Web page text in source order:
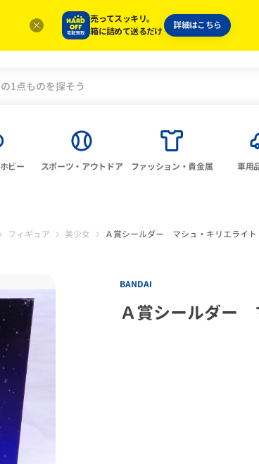
売ってスッキリ。
箱に詰めて送るだけ
詳細はこちら
ビー スポーツ・アウトドア ファッション・貴金属 車用
フィギュア 美少女 Ａ賞シールダー マシュ・キリエライト
BANDAI
Ａ賞シールダー